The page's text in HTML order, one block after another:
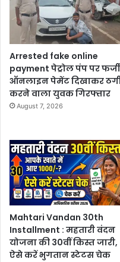
Arrested fake online
payment पेट्रोल पंप पर फर्जी
ऑनलाइन पेमेंट दिखाकर
करने वाला युवक गिरफ्तार
August 7, 2026
Mahtari Vandan 30th
Installment : महतारी वंदन
योजना की 30वीं किस्त जारी,
ऐसे करें भुगतान स्टेटस चेक